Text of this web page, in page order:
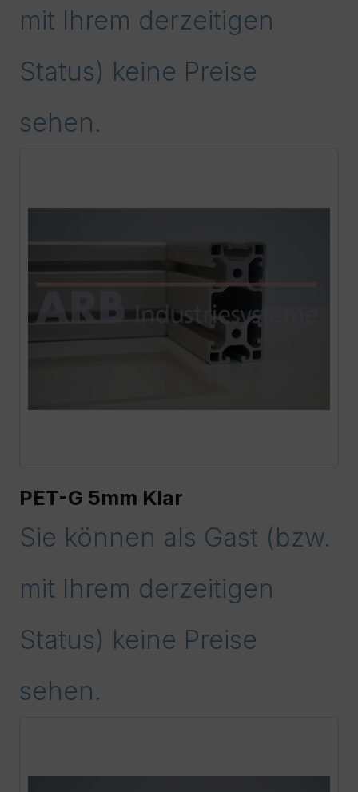
mit Ihrem derzeitigen
Status) keine Preise
sehen.
PET-G 5mm Klar
Sie können als Gast (bzw.
mit Ihrem derzeitigen
Status) keine Preise
sehen.